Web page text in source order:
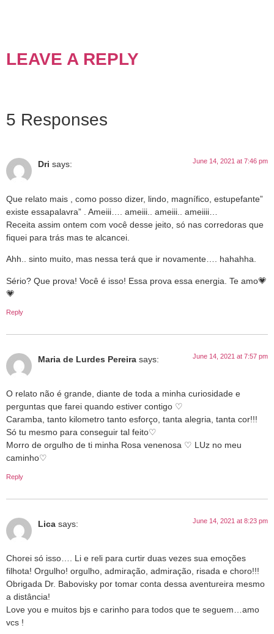
LEAVE A REPLY
5 Responses
Dri says: June 14, 2021 at 7:46 pm
Que relato mais , como posso dizer, lindo, magnífico, estupefante”
existe essapalavra” . Ameiii…. ameiii.. ameiii.. ameiiii…
Receita assim ontem com você desse jeito, só nas corredoras que
fiquei para trás mas te alcancei.
Ahh.. sinto muito, mas nessa terá que ir novamente…. hahahha.
Sério? Que prova! Você é isso! Essa prova essa energia. Te amo💗
💗
Reply
Maria de Lurdes Pereira says: June 14, 2021 at 7:57 pm
O relato não é grande, diante de toda a minha curiosidade e
perguntas que farei quando estiver contigo ♡
Caramba, tanto kilometro tanto esforço, tanta alegria, tanta cor!!!
Só tu mesmo para conseguir tal feito♡
Morro de orgulho de ti minha Rosa venenosa ♡ LUz no meu
caminho♡
Reply
Lica says: June 14, 2021 at 8:23 pm
Chorei só isso…. Li e reli para curtir duas vezes sua emoções
filhota! Orgulho! orgulho, admiração, admiração, risada e choro!!!
Obrigada Dr. Babovisky por tomar conta dessa aventureira mesmo
a distância!
Love you e muitos bjs e carinho para todos que te seguem…amo
vcs !